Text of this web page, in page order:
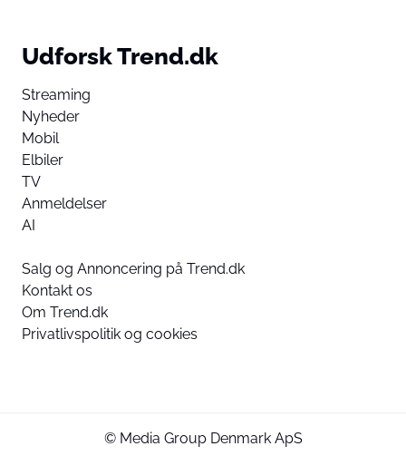
Udforsk Trend.dk
Streaming
Nyheder
Mobil
Elbiler
TV
Anmeldelser
AI
Salg og Annoncering på Trend.dk
Kontakt os
Om Trend.dk
Privatlivspolitik og cookies
© Media Group Denmark ApS